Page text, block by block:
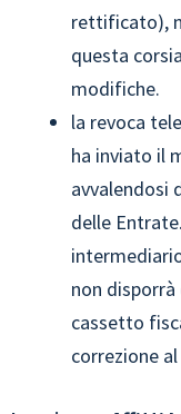
rettificato),
questa
modifiche.
la revoca
ha inviato il
avvalendosi
delle
non
cassetto
correzione